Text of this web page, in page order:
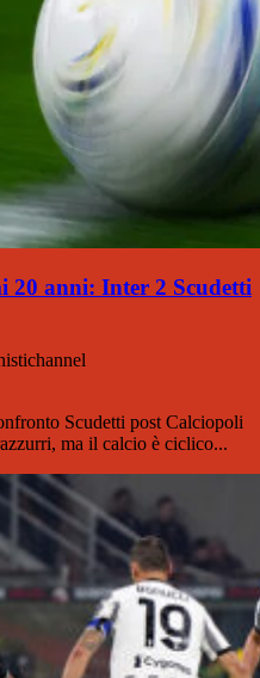
20 anni: Inter 2 Scudetti
Scudetti post Calciopoli
ma il calcio è ciclico...